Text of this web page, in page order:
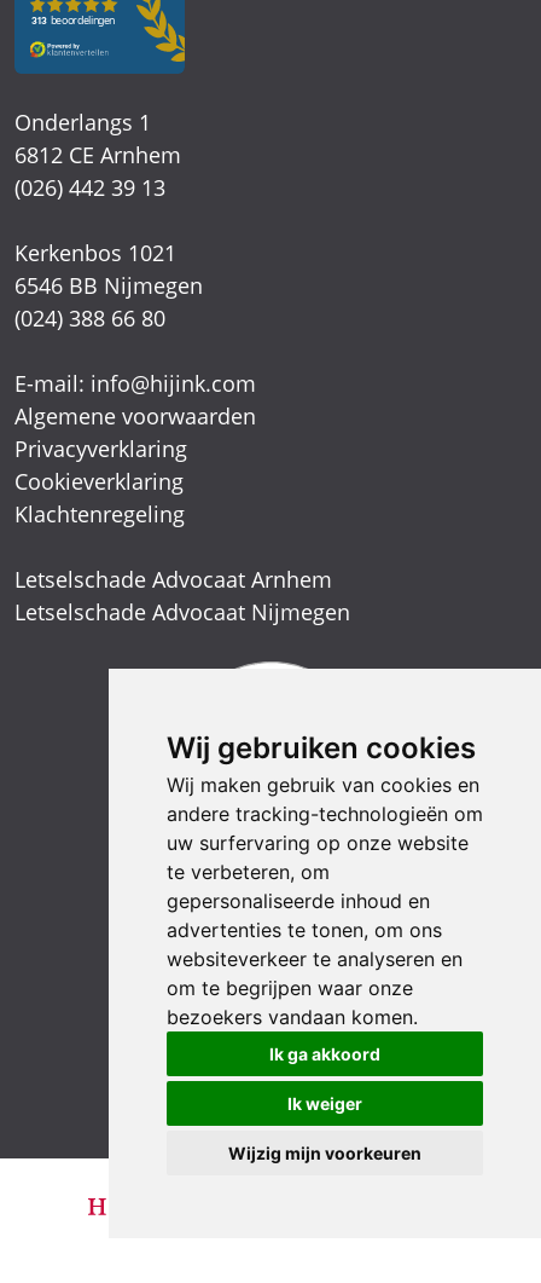
Wij gebruiken cookies
Wij maken gebruik van cookies en
andere tracking-technologieën om
uw surfervaring op onze website
te verbeteren, om
gepersonaliseerde inhoud en
advertenties te tonen, om ons
websiteverkeer te analyseren en
om te begrijpen waar onze
bezoekers vandaan komen.
Ik ga akkoord
Ik weiger
Wijzig mijn voorkeuren
Onderlangs 1
6812 CE Arnhem
(026) 442 39 13
Kerkenbos 1021
6546 BB Nijmegen
(024) 388 66 80
E-mail: info@hijink.com
Algemene voorwaarden
Privacyverklaring
Cookieverklaring
Klachtenregeling
Letselschade Advocaat Arnhem
Letselschade Advocaat Nijmegen
LinkedIn YouTube InstagramFacebook